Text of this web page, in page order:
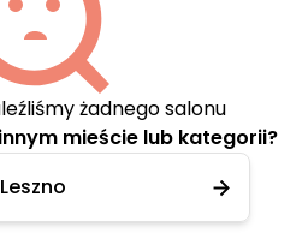
żadnego salonu
mieście lub kategorii?